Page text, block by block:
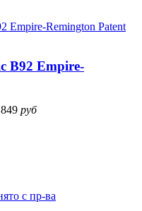
B92 Empire-
849 руб